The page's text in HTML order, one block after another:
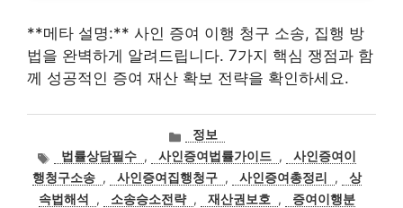
**메타 설명:** 사인 증여 이행 청구 소송, 집행 방
법을 완벽하게 알려드립니다. 7가지 핵심 쟁점과 함
께 성공적인 증여 재산 확보 전략을 확인하세요.
카
테
고
리
정보
태
그
법률상담필수 , 사인증여법률가이드 ,
사인증여이
행청구소송 , 사인증여집행청구 , 사인증여총정리 ,
상
속법해석
, 소송승소전략 , 재산권보호 ,
증여이행분